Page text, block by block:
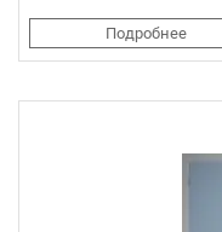
Подробнее